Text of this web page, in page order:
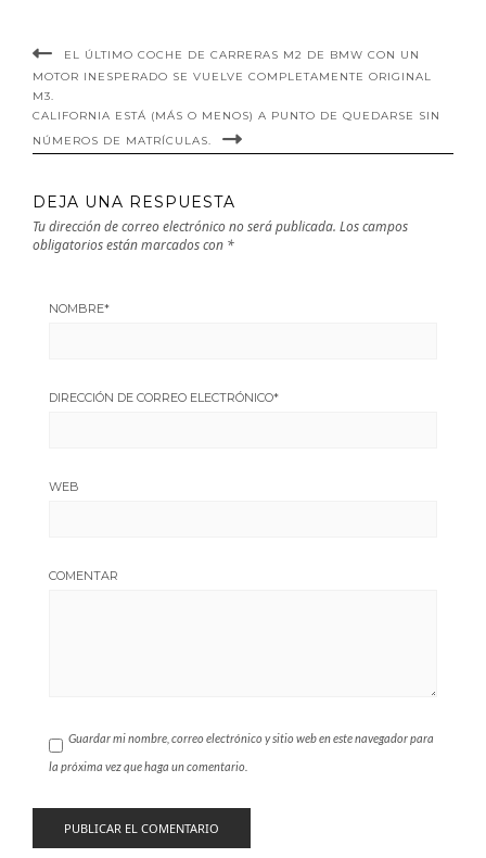
EL ÚLTIMO COCHE DE CARRERAS M2 DE BMW CON UN
MOTOR INESPERADO SE VUELVE COMPLETAMENTE ORIGINAL
M3.
CALIFORNIA ESTÁ (MÁS O MENOS) A PUNTO DE QUEDARSE SIN
NÚMEROS DE MATRÍCULAS.
DEJA UNA RESPUESTA
Tu dirección de correo electrónico no será publicada. Los campos
obligatorios están marcados con *
NOMBRE*
DIRECCIÓN DE CORREO ELECTRÓNICO*
WEB
COMENTAR
Guardar mi nombre, correo electrónico y sitio web en este navegador para
la próxima vez que haga un comentario.